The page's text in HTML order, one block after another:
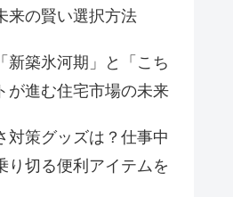
来の賢い選択方法
新築氷河期」と「こち
が進む住宅市場の未来
対策グッズは？仕事中
り切る便利アイテムを